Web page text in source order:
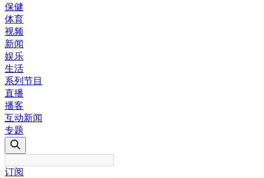
保健
体育
视频
新闻
娱乐
生活
系列节目
直播
播客
互动新闻
专题
订阅